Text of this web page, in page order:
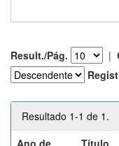
Result./Pág. |
Resultado 1-1 de 1.
Ano de
Título